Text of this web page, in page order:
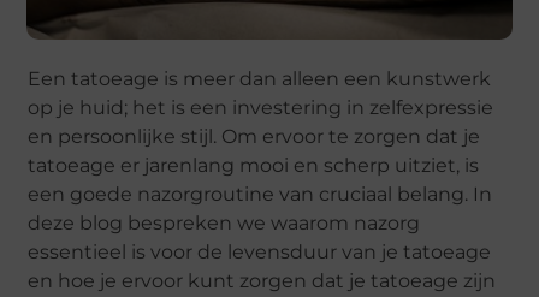
Een tatoeage is meer dan alleen een kunstwerk
op je huid; het is een investering in zelfexpressie
en persoonlijke stijl. Om ervoor te zorgen dat je
tatoeage er jarenlang mooi en scherp uitziet, is
een goede nazorgroutine van cruciaal belang. In
deze blog bespreken we waarom nazorg
essentieel is voor de levensduur van je tatoeage
en hoe je ervoor kunt zorgen dat je tatoeage zijn